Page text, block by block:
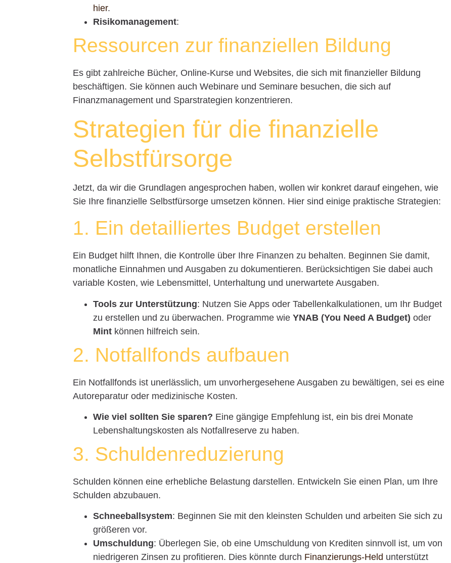
hier.
Risikomanagement:
Ressourcen zur finanziellen Bildung
Es gibt zahlreiche Bücher, Online-Kurse und Websites, die sich mit finanzieller Bildung
beschäftigen. Sie können auch Webinare und Seminare besuchen, die sich auf
Finanzmanagement und Sparstrategien konzentrieren.
Strategien für die finanzielle
Selbstfürsorge
Jetzt, da wir die Grundlagen angesprochen haben, wollen wir konkret darauf eingehen, wie
Sie Ihre finanzielle Selbstfürsorge umsetzen können. Hier sind einige praktische Strategien:
1. Ein detailliertes Budget erstellen
Ein Budget hilft Ihnen, die Kontrolle über Ihre Finanzen zu behalten. Beginnen Sie damit,
monatliche Einnahmen und Ausgaben zu dokumentieren. Berücksichtigen Sie dabei auch
variable Kosten, wie Lebensmittel, Unterhaltung und unerwartete Ausgaben.
Tools zur Unterstützung: Nutzen Sie Apps oder Tabellenkalkulationen, um Ihr Budget
zu erstellen und zu überwachen. Programme wieYNAB (You Need A Budget) oder
Mint können hilfreich sein.
2. Notfallfonds aufbauen
Ein Notfallfonds ist unerlässlich, um unvorhergesehene Ausgaben zu bewältigen, sei es eine
Autoreparatur oder medizinische Kosten.
Wie viel sollten Sie sparen? Eine gängige Empfehlung ist, ein bis drei Monate
Lebenshaltungskosten als Notfallreserve zu haben.
3. Schuldenreduzierung
Schulden können eine erhebliche Belastung darstellen. Entwickeln Sie einen Plan, um Ihre
Schulden abzubauen.
Schneeballsystem: Beginnen Sie mit den kleinsten Schulden und arbeiten Sie sich zu
größeren vor.
Umschuldung: Überlegen Sie, ob eine Umschuldung von Krediten sinnvoll ist, um von
niedrigeren Zinsen zu profitieren. Dies könnte durch Finanzierungs-Held unterstützt